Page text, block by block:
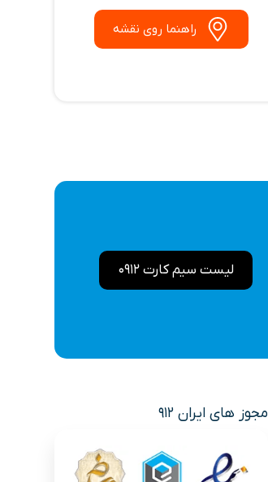
راهنما روی نقشه
لیست سیم کارت 0912
مجوز های ایران 912